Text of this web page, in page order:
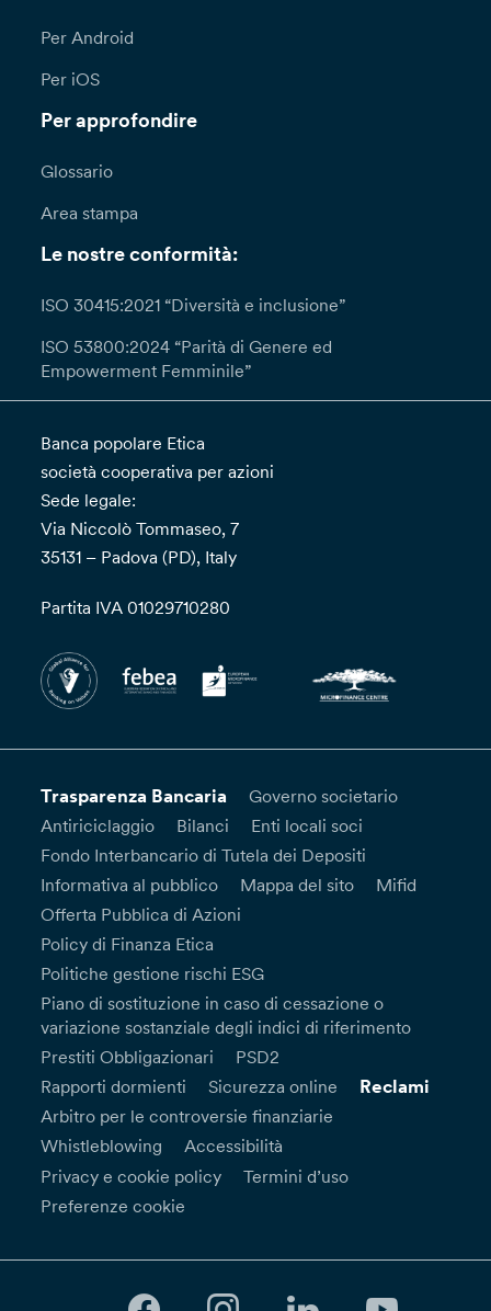
Per Android
Per iOS
Per approfondire
Glossario
Area stampa
Le nostre conformità:
ISO 30415:2021 “Diversità e inclusione”
ISO 53800:2024 “Parità di Genere ed
Empowerment Femminile”
Banca popolare Etica
società cooperativa per azioni
Sede legale:
Via Niccolò Tommaseo, 7
35131 – Padova (PD), Italy
Partita IVA 01029710280
Trasparenza Bancaria
Governo societario
Antiriciclaggio
Bilanci
Enti locali soci
Fondo Interbancario di Tutela dei Depositi
Informativa al pubblico
Mappa del sito
Mifid
Offerta Pubblica di Azioni
Policy di Finanza Etica
Politiche gestione rischi ESG
Piano di sostituzione in caso di cessazione o
variazione sostanziale degli indici di riferimento
Prestiti Obbligazionari
PSD2
Rapporti dormienti
Sicurezza online Reclami
Arbitro per le controversie finanziarie
Whistleblowing
Accessibilità
Privacy e cookie policy
Termini d’uso
Preferenze cookie